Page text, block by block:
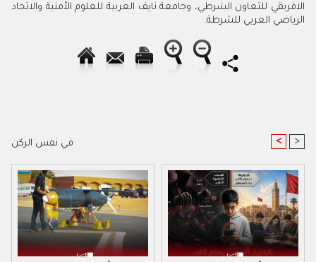
الافريقي للتعاون الشرطي، وجامعة نايف العربية للعلوم الأمنية والاتحاد
الرياضي العربي للشرطة.
في نفس الركن < >